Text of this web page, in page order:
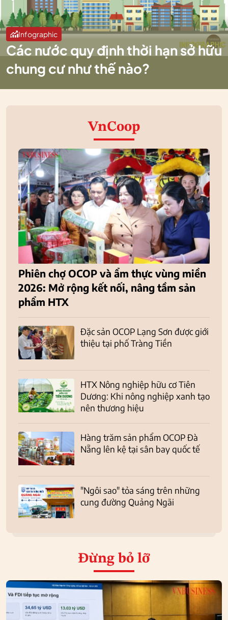
Infographic
Các nước quy định thời hạn sở hữu
chung cư như thế nào?
VnCoop
Phiên chợ OCOP và ẩm thực vùng miền
2026: Mở rộng kết nối, nâng tầm sản
phẩm HTX
Đặc sản OCOP Lạng Sơn được giới
thiệu tại phố Tràng Tiền
HTX Nông nghiệp hữu cơ Tiên
Dương: Khi nông nghiệp xanh tạo
nên thương hiệu
Hàng trăm sản phẩm OCOP Đà
Nẵng lên kệ tại sân bay quốc tế
"Ngôi sao" tỏa sáng trên những
cung đường Quảng Ngãi
Đừng bỏ lỡ